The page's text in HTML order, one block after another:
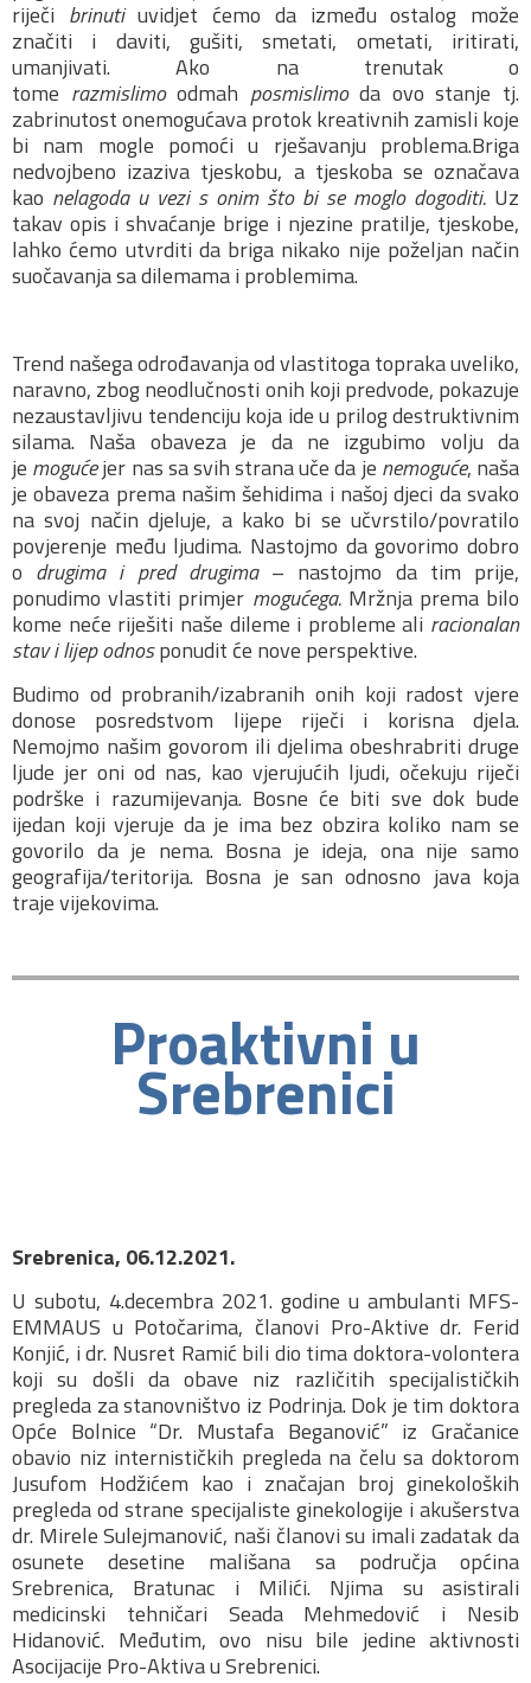
riječi brinutiuvidjet ćemo da između ostalog može
značiti i daviti, gušiti, smetati, ometati, iritirati,
umanjivati. Ako na trenutak o
tome razmislimoodmah posmislimoda ovo stanje tj.
zabrinutost onemogućava protok kreativnih zamisli koje
bi nam mogle pomoći u rješavanju problema.Briga
nedvojbeno izaziva tjeskobu, a tjeskoba se označava
kao nelagoda u vezi s onim što bi se moglo dogoditi. Uz
takav opis i shvaćanje brige i njezine pratilje, tjeskobe,
lahko ćemo utvrditi da briga nikako nije poželjan način
suočavanja sa dilemama i problemima.
Trend našega odrođavanja od vlastitoga topraka uveliko,
naravno, zbog neodlučnosti onih koji predvode, pokazuje
nezaustavljivu tendenciju koja ide u prilog destruktivnim
silama. Naša obaveza je da ne izgubimo volju da
je mogućejer nas sa svih strana uče da je nemoguće, naša
je obaveza prema našim šehidima i našoj djeci da svako
na svoj način djeluje, a kako bi se učvrstilo/povratilo
povjerenje među ljudima. Nastojmo da govorimo dobro
o drugima i pred drugima– nastojmo da tim prije,
ponudimo vlastiti primjer mogućega.Mržnja prema bilo
kome neće riješiti naše dileme i probleme ali racionalan
stav i lijep odnosponudit će nove perspektive.
Budimo od probranih/izabranih onih koji radost vjere
donose posredstvom lijepe riječi i korisna djela.
Nemojmo našim govorom ili djelima obeshrabriti druge
ljude jer oni od nas, kao vjerujućih ljudi, očekuju riječi
podrške i razumijevanja. Bosne će biti sve dok bude
ijedan koji vjeruje da je ima bez obzira koliko nam se
govorilo da je nema. Bosna je ideja, ona nije samo
geografija/teritorija. Bosna je san odnosno java koja
traje vijekovima.
Proaktivni u
Srebrenici
Srebrenica, 06.12.2021.
U subotu, 4.decembra 2021. godine u ambulanti MFS-
EMMAUS u Potočarima, članovi Pro-Aktive dr. Ferid
Konjić, i dr. Nusret Ramić bili dio tima doktora-volontera
koji su došli da obave niz različitih specijalističkih
pregleda za stanovništvo iz Podrinja. Dok je tim doktora
Opće Bolnice “Dr. Mustafa Beganović” iz Gračanice
obavio niz internističkih pregleda na čelu sa doktorom
Jusufom Hodžićem kao i značajan broj ginekoloških
pregleda od strane specijaliste ginekologije i akušerstva
dr. Mirele Sulejmanović, naši članovi su imali zadatak da
osunete desetine mališana sa područja općina
Srebrenica, Bratunac i Milići. Njima su asistirali
medicinski tehničari Seada Mehmedović i Nesib
Hidanović. Međutim, ovo nisu bile jedine aktivnosti
Asocijacije Pro-Aktiva u Srebrenici.